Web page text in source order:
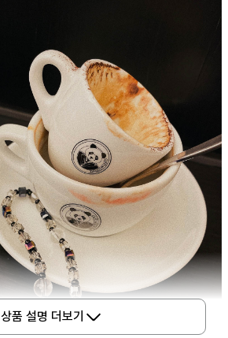
상품 설명 더보기